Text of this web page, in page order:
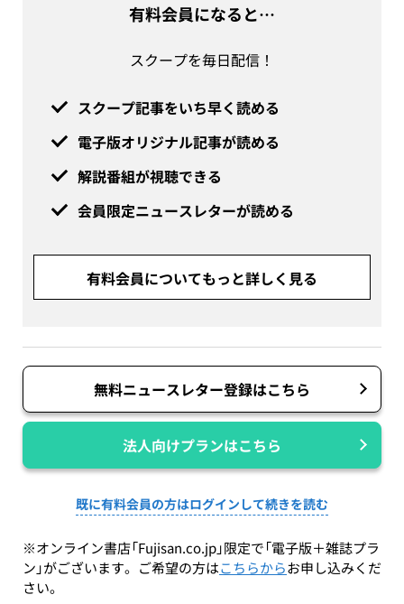
有料会員になると…
スクープを毎日配信！
スクープ記事をいち早く読める
電子版オリジナル記事が読める
解説番組が視聴できる
会員限定ニュースレターが読める
有料会員についてもっと詳しく見る
無料ニュースレター登録はこちら
法人向けプランはこちら
既に有料会員の方はログインして続きを読む
※オンライン書店「Fujisan.co.jp」限定で「電子版＋雑誌プラ
ン」がございます。ご希望の方はこちらからお申し込みくだ
さい。